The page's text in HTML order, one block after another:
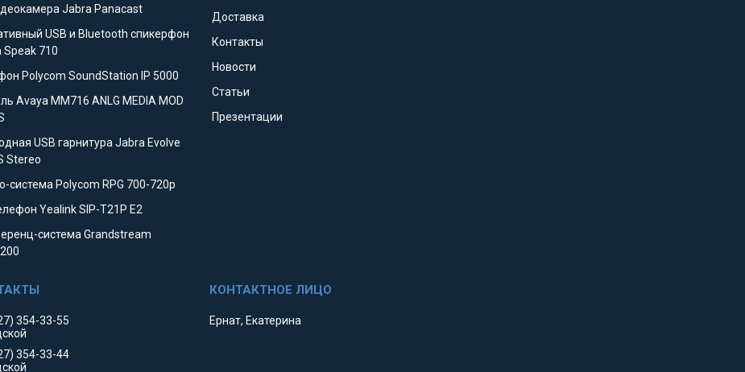
Jabra Panacast
USB и Bluetooth спикерфон
Speak 710
Polycom SoundStation IP 5000
Avaya MM716 ANLG MEDIA MOD
USB гарнитура Jabra Evolve
Stereo
система Polycom RPG 700-720p
Yealink SIP-T21P E2
система Grandstream
Доставка
Контакты
Новости
Статьи
Презентации
354-33-55
354-33-44
Ернат, Екатерина